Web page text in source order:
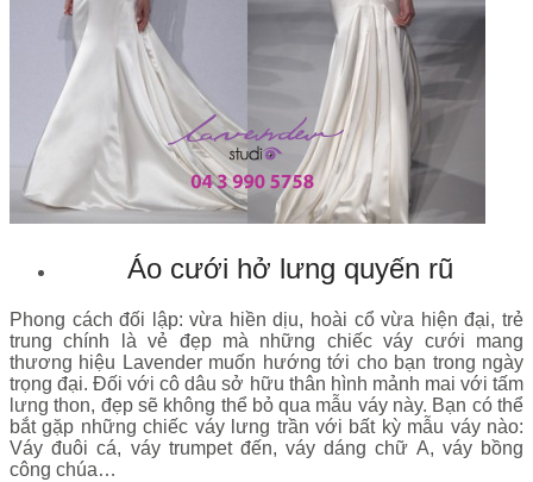
Áo cưới hở lưng quyến rũ
Phong cách đối lập: vừa hiền dịu, hoài cổ vừa hiện đại, trẻ
trung chính là vẻ đẹp mà những chiếc váy cưới mang
thương hiệu Lavender muốn hướng tới cho bạn trong ngày
trọng đại. Đối với cô dâu sở hữu thân hình mảnh mai với tấm
lưng thon, đẹp sẽ không thể bỏ qua mẫu váy này. Bạn có thể
bắt gặp những chiếc váy lưng trần với bất kỳ mẫu váy nào:
Váy đuôi cá, váy trumpet đến, váy dáng chữ A, váy bồng
công chúa…